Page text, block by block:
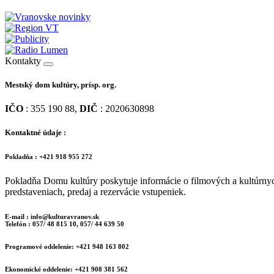
Kontakty
Mestský dom kultúry, prísp. org.
IČO : 355 190 88, DIČ : 2020630898
Kontaktné údaje :
Pokladňa : +421 918 955 272
Pokladňa Domu kultúry poskytuje informácie o filmových a
predstaveniach, predaj a rezervácie vstupeniek.
E-mail : info@kulturavranov.sk
Telefón : 057/ 48 815 10, 057/ 44 639 50
Programové oddelenie: +421 948 163 802
Ekonomické oddelenie: +421 908 381 562